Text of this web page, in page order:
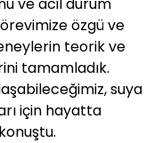
özgü ve
teorik ve
tamamladık.
suya
için hayatta